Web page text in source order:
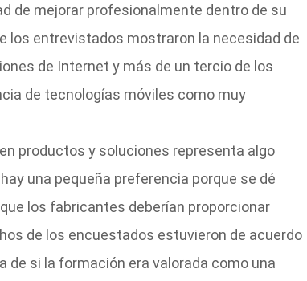
de mejorar profesionalmente dentro de su
los entrevistados mostraron la necesidad de
de Internet y más de un tercio de los
de tecnologías móviles como muy
productos y soluciones representa algo
una pequeña preferencia porque se dé
los fabricantes deberían proporcionar
de los encuestados estuvieron de acuerdo
si la formación era valorada como una